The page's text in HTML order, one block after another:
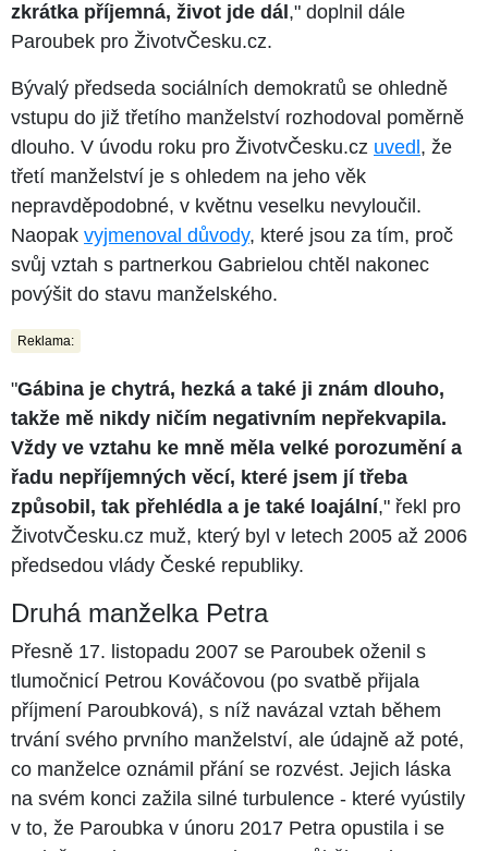
zkrátka příjemná, život jde dál ," doplnil dále
Paroubek pro ŽivotvČesku.cz.
Bývalý předseda sociálních demokratů se ohledně
vstupu do již třetího manželství rozhodoval poměrně
dlouho. V úvodu roku pro ŽivotvČesku.cz uvedl , že
třetí manželství je s ohledem na jeho věk
nepravděpodobné, v květnu veselku nevyloučil.
Naopak vyjmenoval důvody, které jsou za tím, proč
svůj vztah s partnerkou Gabrielou chtěl nakonec
povýšit do stavu manželského.
Reklama:
"Gábina je chytrá, hezká a také ji znám dlouho,
takže mě nikdy ničím negativním nepřekvapila.
Vždy ve vztahu ke mně měla velké porozumění a
řadu nepříjemných věcí, které jsem jí třeba
způsobil, tak přehlédla a je také loajální," řekl pro
ŽivotvČesku.cz muž, který byl v letech 2005 až 2006
předsedou vlády České republiky.
Druhá manželka Petra
Přesně 17. listopadu 2007 se Paroubek oženil s
tlumočnicí Petrou Kováčovou (po svatbě přijala
příjmení Paroubková), s níž navázal vztah během
trvání svého prvního manželství, ale údajně až poté,
co manželce oznámil přání se rozvést. Jejich láska
na svém konci zažila silné turbulence - které vyústily
v to, že Paroubka v únoru 2017 Petra opustila i se